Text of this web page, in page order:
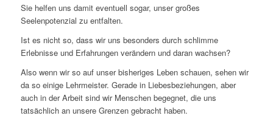
Sie helfen uns damit eventuell sogar, unser großes
Seelenpotenzial zu entfalten.
Ist es nicht so, dass wir uns besonders durch schlimme
Erlebnisse und Erfahrungen verändern und daran wachsen?
Also wenn wir so auf unser bisheriges Leben schauen, sehen wir
da so einige Lehrmeister. Gerade in Liebesbeziehungen, aber
auch in der Arbeit sind wir Menschen begegnet, die uns
tatsächlich an unsere Grenzen gebracht haben.